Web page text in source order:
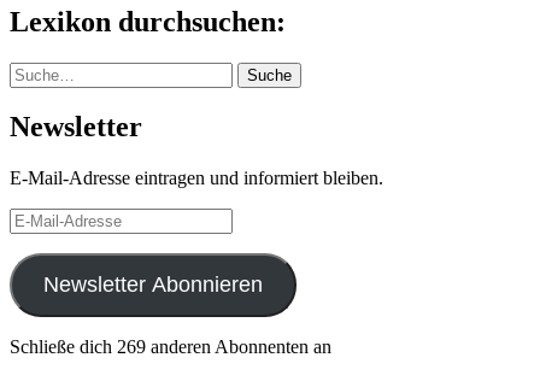
Lexikon durchsuchen:
Suche Suche
Newsletter
E-Mail-Adresse eintragen und informiert bleiben.
E-
Mail-
Adresse
Newsletter Abonnieren
Schließe dich 269 anderen Abonnenten an